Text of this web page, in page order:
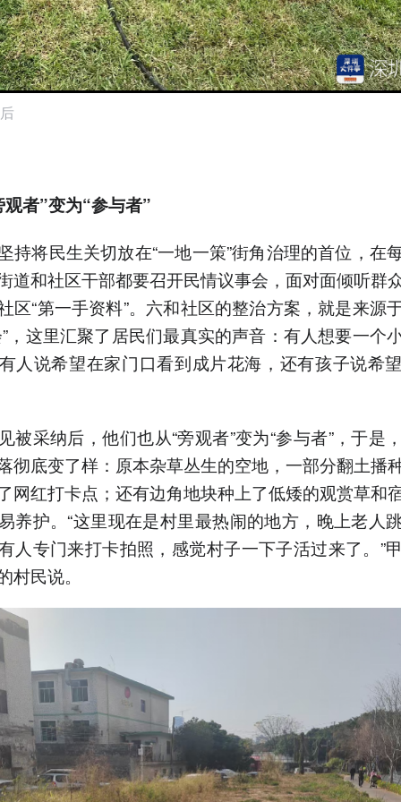
者”变为“参与者”
持将民生关切放在“一地一策”街角治理的首位，在
道和社区干部都要召开民情议事会，面对面倾听群
区“第一手资料”。六和社区的整治方案，就是来源
，这里汇聚了居民们最真实的声音：有人想要一个
人说希望在家门口看到成片花海，还有孩子说希
被采纳后，他们也从“旁观者”变为“参与者”，于是
彻底变了样：原本杂草丛生的空地，一部分翻土播
网红打卡点；还有边角地块种上了低矮的观赏草和
养护。“这里现在是村里最热闹的地方，晚上老人
人专门来打卡拍照，感觉村子一下子活过来了。”
村民说。